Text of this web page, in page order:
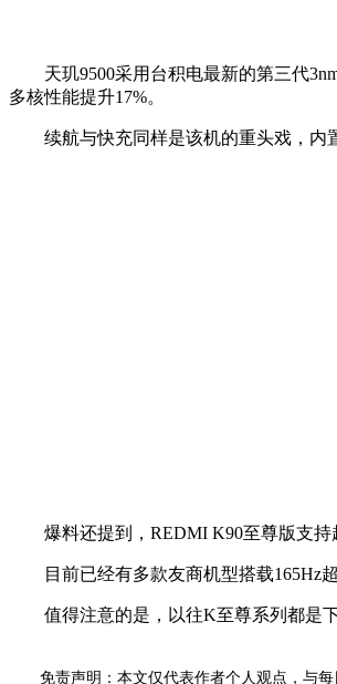
天玑9500采用台积电最新的第三代3nm
多核性能提升17%。
续航与快充同样是该机的重头戏，内置
爆料还提到，REDMI K90至尊版支持
目前已经有多款友商机型搭载165Hz超
值得注意的是，以往K至尊系列都是下
免责声明：本文仅代表作者个人观点，与